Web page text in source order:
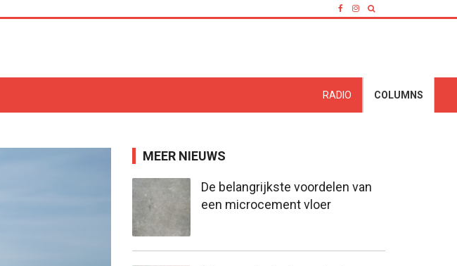
COLUMNS
RADIO
MEER NIEUWS
De belangrijkste voordelen van
een microcement vloer